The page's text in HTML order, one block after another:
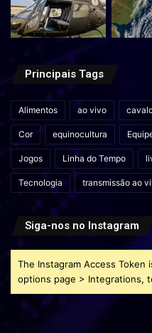
Principais Tags
Alimentos ao vivo
Cor equinocultura
Jogos Linha do Tempo
Tecnologia transmissão ao
Siga-nos no Instagram
The Instagram Access Token
options page > Integrations,